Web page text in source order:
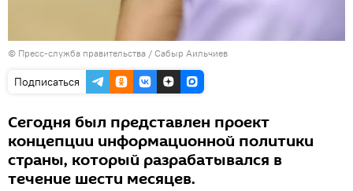
© Пресс-служба правительства / Сабыр Аильчиев
Подписаться
Сегодня был представлен проект
концепции информационной политики
страны, который разрабатывался в
течение шести месяцев.